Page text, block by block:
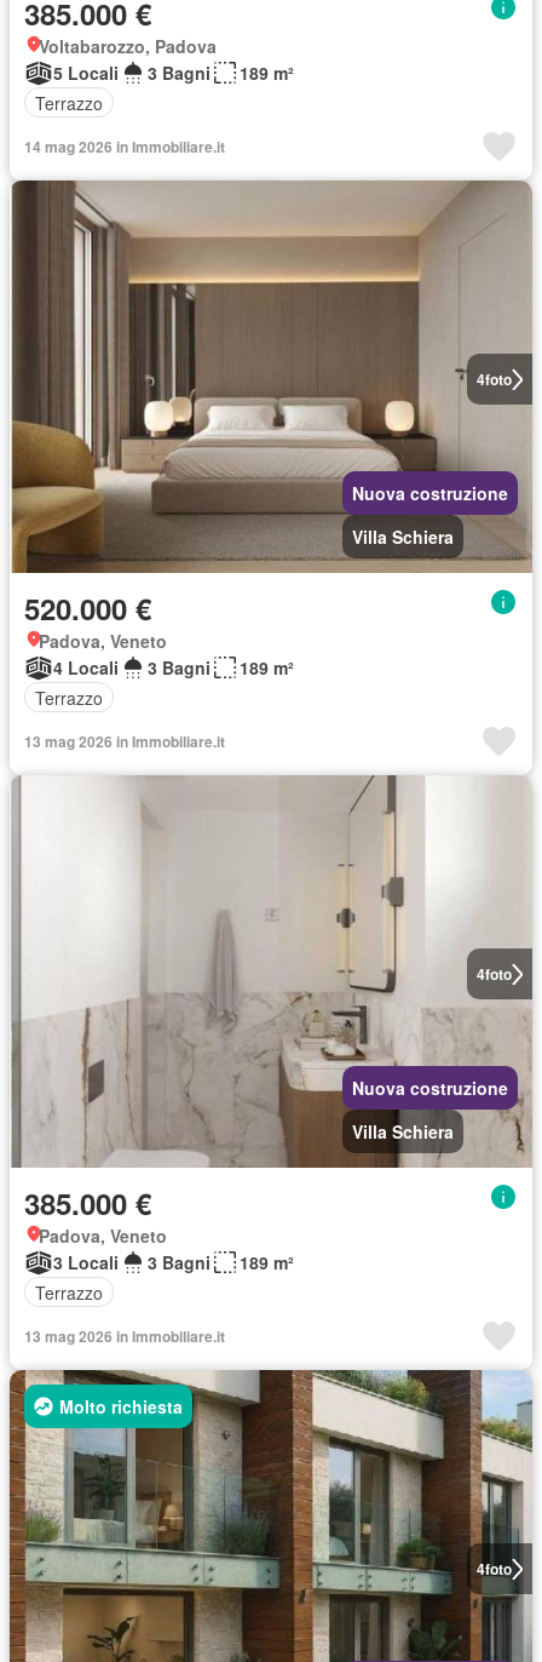
385.000 €
Voltabarozzo, Padova
5 Locali
3 Bagni
189 m²
Terrazzo
14 mag 2026 in Immobiliare.it
4foto
Nuova costruzione
Villa Schiera
520.000 €
Padova, Veneto
4 Locali
3 Bagni
189 m²
Terrazzo
13 mag 2026 in Immobiliare.it
4foto
Nuova costruzione
Villa Schiera
385.000 €
Padova, Veneto
3 Locali
3 Bagni
189 m²
Terrazzo
13 mag 2026 in Immobiliare.it
4foto
Molto richiesta